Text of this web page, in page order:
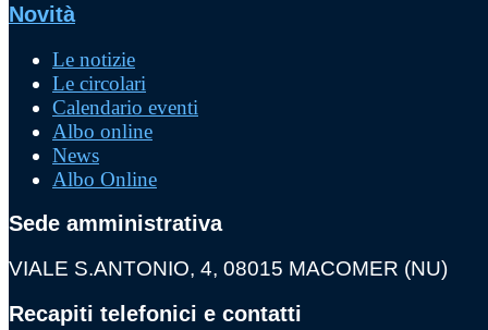
Novità
Le notizie
Le circolari
Calendario eventi
Albo online
News
Albo Online
Sede amministrativa
VIALE S.ANTONIO, 4, 08015 MACOMER (NU)
Recapiti telefonici e contatti